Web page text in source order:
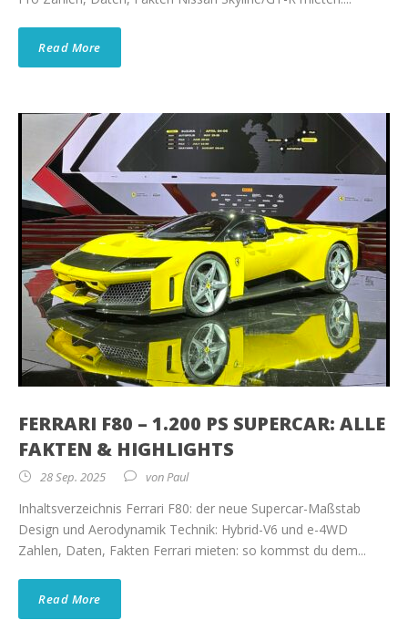
Read More
FERRARI F80 – 1.200 PS SUPERCAR: ALLE
FAKTEN & HIGHLIGHTS
28 Sep. 2025 vonPaul
Inhaltsverzeichnis Ferrari F80: der neue Supercar-Maßstab
Design und Aerodynamik Technik: Hybrid-V6 und e-4WD
Zahlen, Daten, Fakten Ferrari mieten: so kommst du dem...
Read More